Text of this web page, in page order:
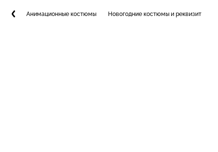
Анимационные костюмы Новогодние костюмы и реквизит